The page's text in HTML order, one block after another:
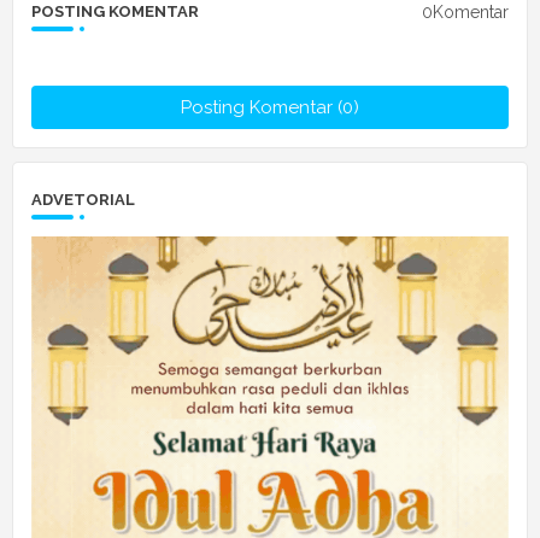
POSTING KOMENTAR 0Komentar
Posting Komentar (0)
ADVETORIAL